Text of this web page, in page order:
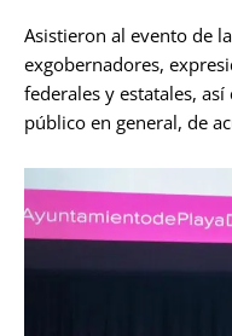
Asistieron al evento de
exgobernadores,
federales y estatales,
público en general, de